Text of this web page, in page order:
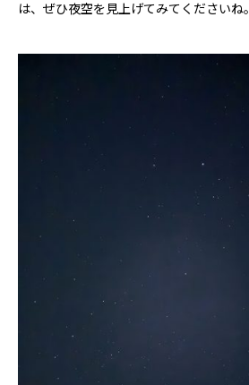
は、ぜひ夜空を見上げてみてくださいね。